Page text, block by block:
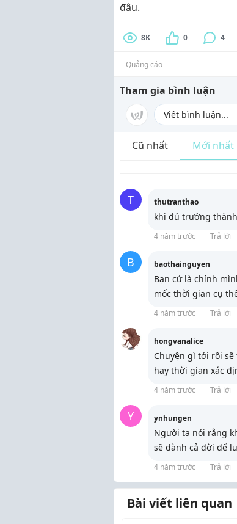
đâu.
8K 0 4
Quảng cáo
Tham gia bình luận
Cũ nhất Mới nhất
T thutranthao
khi đủ trưởng
4 năm trước Trả lời
B baothainguyen
Bạn cứ là chính
mốc thời gian cụ
4 năm trước Trả lời
hongvanalice
Chuyện gì tới rồi
hay thời gian xác
4 năm trước Trả lời
Y ynhungen
Người ta nói rằng
sẽ dành cả đời để
4 năm trước Trả lời
Bài viết liên quan